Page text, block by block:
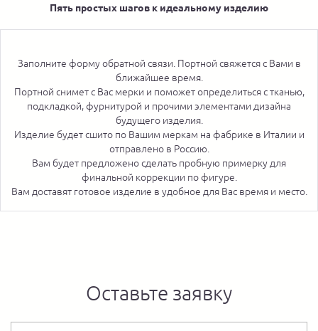
Пять простых шагов к идеальному изделию
Заполните форму обратной связи. Портной свяжется с Вами в
ближайшее время.
Портной снимет с Вас мерки и поможет определиться с тканью,
подкладкой, фурнитурой и прочими элементами дизайна
будущего изделия.
Изделие будет сшито по Вашим меркам на фабрике в Италии и
отправлено в Россию.
Вам будет предложено сделать пробную примерку для
финальной коррекции по фигуре.
Вам доставят готовое изделие в удобное для Вас время и место.
Оставьте заявку